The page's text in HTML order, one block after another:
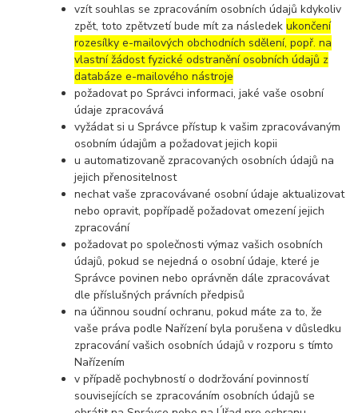
vzít souhlas se zpracováním osobních údajů kdykoliv
zpět, toto zpětvzetí bude mít za následekukončení
rozesílky e-mailových obchodních sdělení, popř. na
vlastní žádost fyzické odstranění osobních údajů z
databáze e-mailového nástroje
požadovat po Správci informaci, jaké vaše osobní
údaje zpracovává
vyžádat si u Správce přístup k vašim zpracovávaným
osobním údajům a požadovat jejich kopii
u automatizovaně zpracovaných osobních údajů na
jejich přenositelnost
nechat vaše zpracovávané osobní údaje aktualizovat
nebo opravit, popřípadě požadovat omezení jejich
zpracování
požadovat po společnosti výmaz vašich osobních
údajů, pokud se nejedná o osobní údaje, které je
Správce povinen nebo oprávněn dále zpracovávat
dle příslušných právních předpisů
na účinnou soudní ochranu, pokud máte za to, že
vaše práva podle Nařízení byla porušena v důsledku
zpracování vašich osobních údajů v rozporu s tímto
Nařízením
v případě pochybností o dodržování povinností
souvisejících se zpracováním osobních údajů se